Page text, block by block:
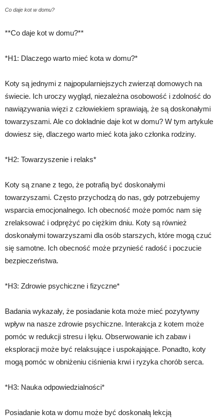
Co daje kot w domu?
**Co daje kot w domu?**
*H1: Dlaczego warto mieć kota w domu?*
Koty są jednymi z najpopularniejszych zwierząt domowych na
świecie. Ich uroczy wygląd, niezależna osobowość i zdolność do
nawiązywania więzi z człowiekiem sprawiają, że są doskonałymi
towarzyszami. Ale co dokładnie daje kot w domu? W tym artykule
dowiesz się, dlaczego warto mieć kota jako członka rodziny.
*H2: Towarzyszenie i relaks*
Koty są znane z tego, że potrafią być doskonałymi
towarzyszami. Często przychodzą do nas, gdy potrzebujemy
wsparcia emocjonalnego. Ich obecność może pomóc nam się
zrelaksować i odprężyć po ciężkim dniu. Koty są również
doskonałymi towarzyszami dla osób starszych, które mogą czuć
się samotne. Ich obecność może przynieść radość i poczucie
bezpieczeństwa.
*H3: Zdrowie psychiczne i fizyczne*
Badania wykazały, że posiadanie kota może mieć pozytywny
wpływ na nasze zdrowie psychiczne. Interakcja z kotem może
pomóc w redukcji stresu i lęku. Obserwowanie ich zabaw i
eksploracji może być relaksujące i uspokajające. Ponadto, koty
mogą pomóc w obniżeniu ciśnienia krwi i ryzyka chorób serca.
*H3: Nauka odpowiedzialności*
Posiadanie kota w domu może być doskonałą lekcją